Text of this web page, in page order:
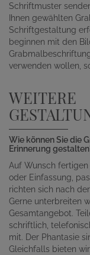
Schriftmuster
Ihnen gewählten
Schriftgestaltung
beginnen mit den
verwenden wollen,
WEITERE
Wie können Sie die
Erinnerung
Auf Wunsch
oder Einfassung,
richten sich nach
Gerne unterbreiten
Gesamtangebot.
schriftlich,
mit. Der Phantasie
Gleichfalls bieten